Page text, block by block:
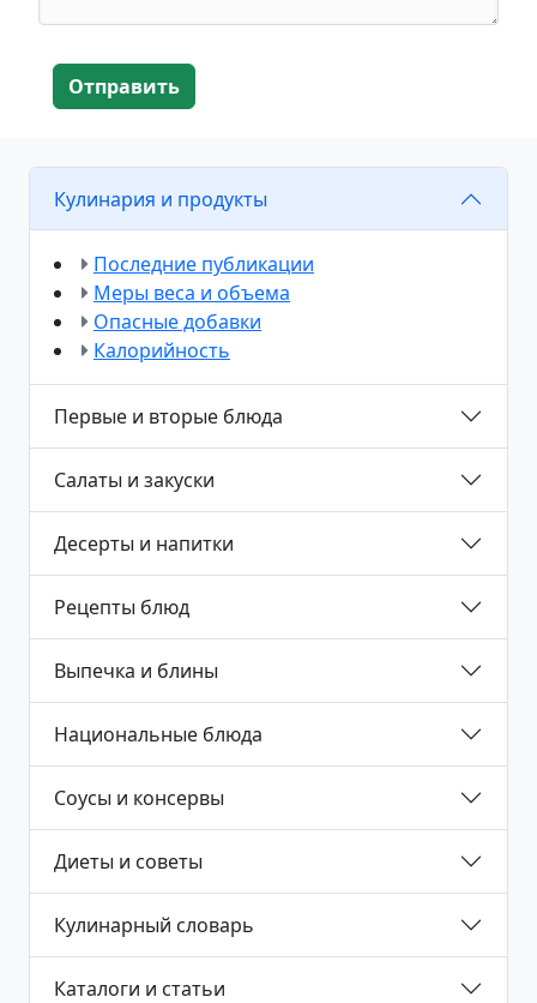
Отправить
Кулинария и продукты
Последние публикации
Меры веса и объема
Опасные добавки
Калорийность
Первые и вторые блюда
Салаты и закуски
Десерты и напитки
Рецепты блюд
Выпечка и блины
Национальные блюда
Соусы и консервы
Диеты и советы
Кулинарный словарь
Каталоги и статьи